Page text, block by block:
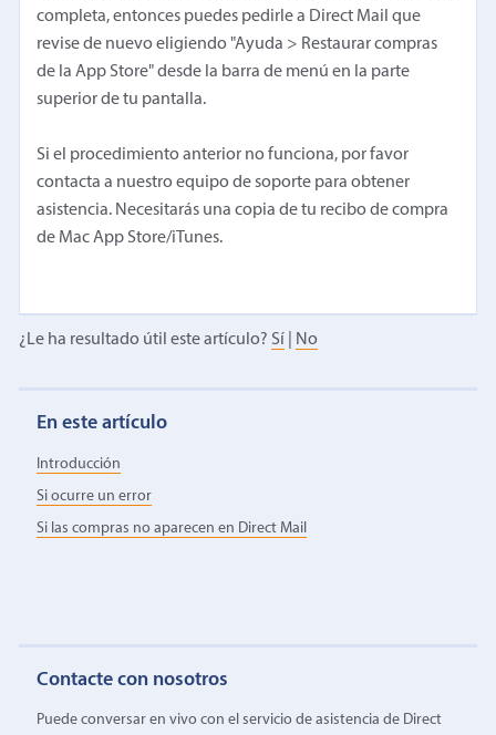
completa, entonces puedes pedirle a Direct Mail que
revise de nuevo eligiendo "Ayuda > Restaurar compras
de la App Store" desde la barra de menú en la parte
superior de tu pantalla.
Si el procedimiento anterior no funciona, por favor
contacta a nuestro equipo de soporte para obtener
asistencia. Necesitarás una copia de tu recibo de compra
de Mac App Store/iTunes.
¿Le ha resultado útil este artículo? Sí No
En este artículo
Introducción
Si ocurre un error
Si las compras no aparecen en Direct Mail
Contacte con nosotros
Puede conversar en vivo con el servicio de asistencia de Direct